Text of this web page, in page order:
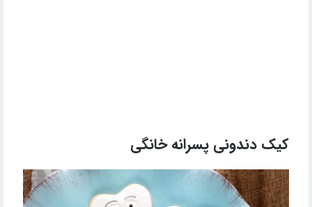
کیک دندونی پسرانه خانگی